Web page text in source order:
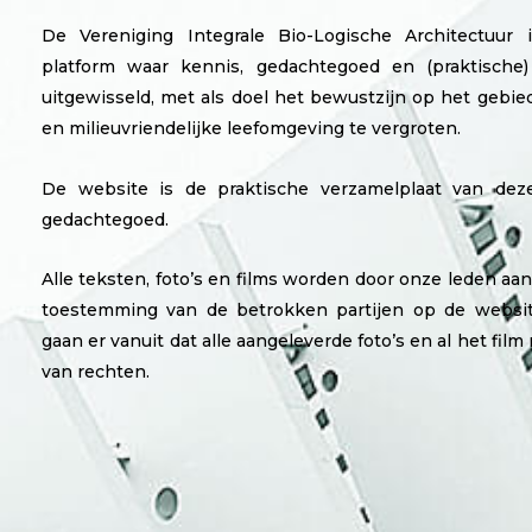
De Vereniging Integrale Bio-Logische Architectuur
platform waar kennis, gedachtegoed en
uitgewisseld, met als doel het bewustzijn op het
en milieuvriendelijke leefomgeving te vergroten.
De website is de praktische verzamelplaat van
gedachtegoed.
Alle teksten, foto’s en films worden door onze leden
toestemming van de betrokken partijen op de
gaan er vanuit dat alle aangeleverde foto’s en al het
van rechten.